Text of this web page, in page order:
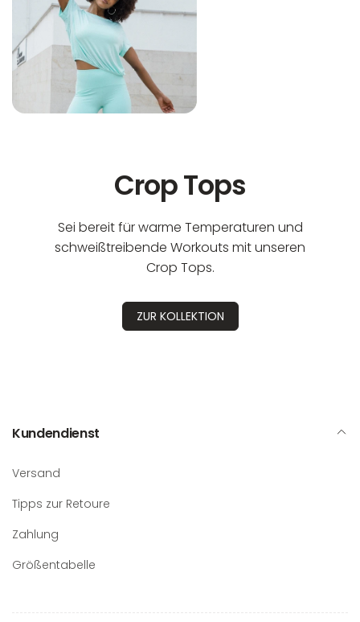
Crop Tops
Sei bereit für warme Temperaturen und
schweißtreibende Workouts mit unseren
Crop Tops.
ZUR KOLLEKTION
Kundendienst
Versand
Tipps zur Retoure
Zahlung
Größentabelle